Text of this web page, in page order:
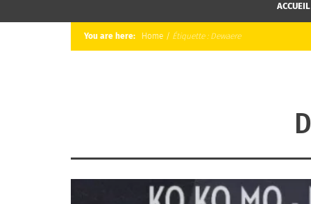
ACCUEIL
You are here: Home / Étiquette : Dewaere